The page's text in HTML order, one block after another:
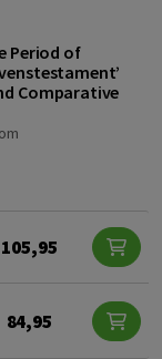
Period of
Comparative
105,95
84,95